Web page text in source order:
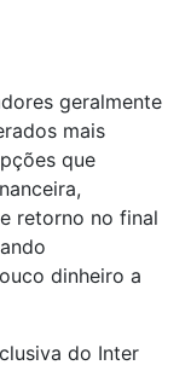
geralmente
mais
que
retorno no final
dinheiro a
do Inter